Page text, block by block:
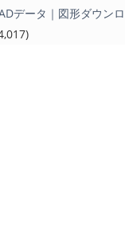
データ｜図形ダウン